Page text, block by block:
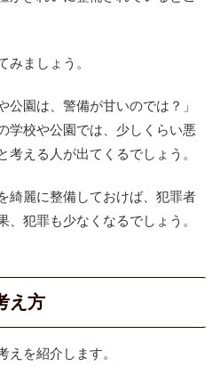
みましょう。
園は、警備が甘いのでは？」
学校や公園では、少しくらい悪
考える人が出てくるでしょう。
綺麗に整備しておけば、犯罪者
、犯罪も少なくなるでしょう。
え方
えを紹介します。